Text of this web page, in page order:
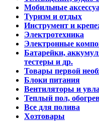
Мобильные
Туризм и отдых
Инструмент и
Электротехника
Электронные
Батарейки,
тестеры и др.
Товары первой
Блоки питания
Вентиляторы и
Теплый пол,
Все для полива
Хозтовары